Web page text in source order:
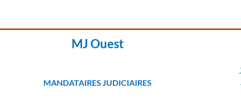
MJ Ouest
MANDATAIRES JUDICIAIRES